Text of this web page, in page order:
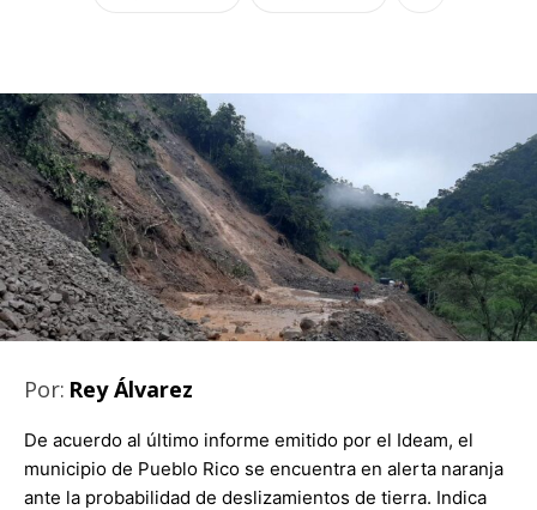
Por: Rey Álvarez
De acuerdo al último informe emitido por el Ideam, el
municipio de Pueblo Rico se encuentra en alerta naranja
ante la probabilidad de deslizamientos de tierra. Indica